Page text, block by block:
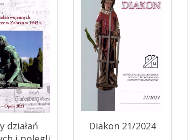
działań
Diakon 21/2024